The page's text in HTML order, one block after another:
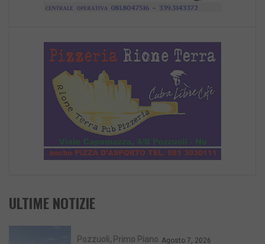
ULTIME NOTIZIE
Pozzuoli Primo Piano Agosto 7, 2026